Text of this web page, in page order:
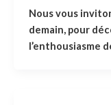
Nous vous
demain, pour
l’enthousiasme